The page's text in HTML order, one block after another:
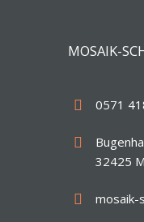
MOSAIK-
0571
32425
mosaik-